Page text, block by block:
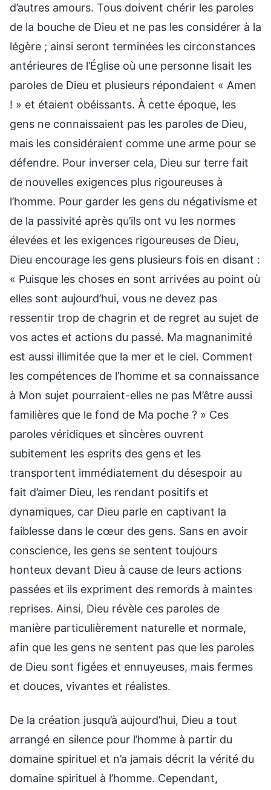
d’autres amours. Tous doivent chérir les paroles
de la bouche de Dieu et ne pas les considérer à la
légère ; ainsi seront terminées les circonstances
antérieures de l’Église où une personne lisait les
paroles de Dieu et plusieurs répondaient « Amen
! » et étaient obéissants. À cette époque, les
gens ne connaissaient pas les paroles de Dieu,
mais les considéraient comme une arme pour se
défendre. Pour inverser cela, Dieu sur terre fait
de nouvelles exigences plus rigoureuses à
l’homme. Pour garder les gens du négativisme et
de la passivité après qu’ils ont vu les normes
élevées et les exigences rigoureuses de Dieu,
Dieu encourage les gens plusieurs fois en disant :
« Puisque les choses en sont arrivées au point où
elles sont aujourd’hui, vous ne devez pas
ressentir trop de chagrin et de regret au sujet de
vos actes et actions du passé. Ma magnanimité
est aussi illimitée que la mer et le ciel. Comment
les compétences de l’homme et sa connaissance
à Mon sujet pourraient-elles ne pas M’être aussi
familières que le fond de Ma poche ? » Ces
paroles véridiques et sincères ouvrent
subitement les esprits des gens et les
transportent immédiatement du désespoir au
fait d’aimer Dieu, les rendant positifs et
dynamiques, car Dieu parle en captivant la
faiblesse dans le cœur des gens. Sans en avoir
conscience, les gens se sentent toujours
honteux devant Dieu à cause de leurs actions
passées et ils expriment des remords à maintes
reprises. Ainsi, Dieu révèle ces paroles de
manière particulièrement naturelle et normale,
afin que les gens ne sentent pas que les paroles
de Dieu sont figées et ennuyeuses, mais fermes
et douces, vivantes et réalistes.
De la création jusqu’à aujourd’hui, Dieu a tout
arrangé en silence pour l’homme à partir du
domaine spirituel et n’a jamais décrit la vérité du
domaine spirituel à l’homme. Cependant,